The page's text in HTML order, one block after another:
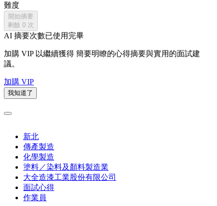
難度
開始摘要
剩餘 0 次
AI 摘要次數已使用完畢
加購 VIP 以繼續獲得 簡要明瞭的心得摘要與實用的面試建
議。
加購 VIP
我知道了
新北
傳產製造
化學製造
塗料／染料及顏料製造業
大全造漆工業股份有限公司
面試心得
作業員